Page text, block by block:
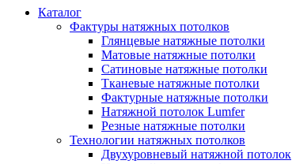
Каталог
Фактуры натяжных потолков
Глянцевые натяжные потолки
Матовые натяжные потолки
Сатиновые натяжные потолки
Тканевые натяжные потолки
Фактурные натяжные потолки
Натяжной потолок Lumfer
Резные натяжные потолки
Технологии натяжных потолков
Двухуровневый натяжной потолок